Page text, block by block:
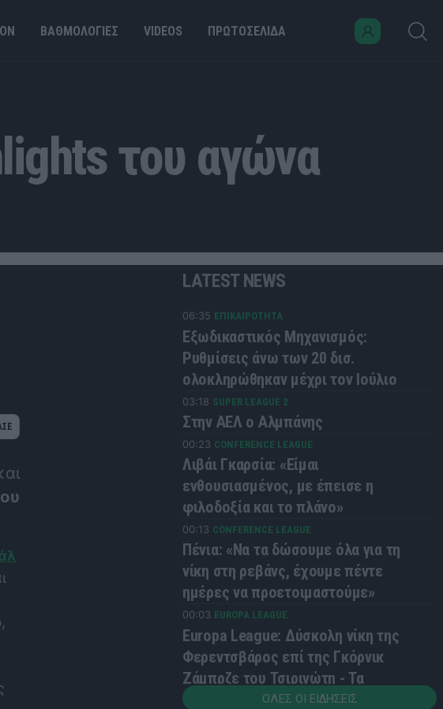
ΒΑΘΜΟΛΟΓΙΕΣ VIDEOS ΠΡΩΤΟΣΕΛΙΔΑ
του αγώνα
LATEST NEWS
06:35 ΕΠΙΚΑΙΡΟΤΗΤΑ
Εξωδικαστικός Μηχανισμός:
Ρυθμίσεις άνω των 20 δισ.
ολοκληρώθηκαν μέχρι τον Ιούλιο
03:18 SUPER LEAGUE 2
Στην ΑΕΛ ο Αλμπάνης
00:23 CONFERENCE LEAGUE
Λιβάι Γκαρσία: «Είμαι
ενθουσιασμένος, με έπεισε η
φιλοδοξία και το πλάνο»
00:13 CONFERENCE LEAGUE
Πένια: «Να τα δώσουμε όλα για τη
νίκη στη ρεβάνς, έχουμε πέντε
ημέρες να προετοιμαστούμε»
00:03 EUROPA LEAGUE
Europa League: Δύσκολη νίκη της
Φερεντσβάρος επί της Γκόρνικ
Ζάμπρζε του Τσιριγώτη - Τα
αποτελέσματαΟΛΕΣ ΟΙ ΕΙΔΗΣΕΙΣ